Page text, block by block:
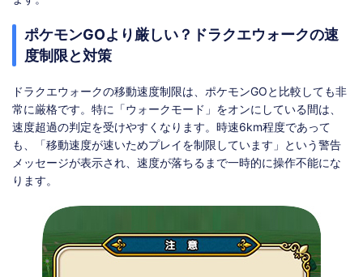
ポケモンGOより厳しい？ドラクエウォークの速
度制限と対策
ドラクエウォークの移動速度制限は、ポケモンGOと比較しても非
常に厳格です。特に「ウォークモード」をオンにしている間は、
速度超過の判定を受けやすくなります。時速6km程度であって
も、「移動速度が速いためプレイを制限しています」という警告
メッセージが表示され、速度が落ちるまで一時的に操作不能にな
ります。